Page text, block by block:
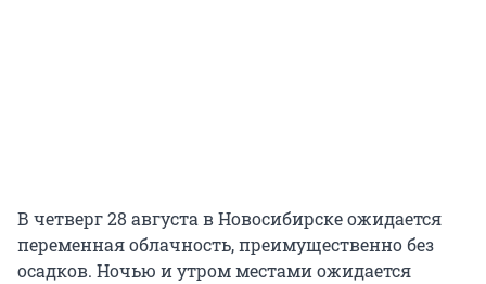
В четверг 28 августа в Новосибирске ожидается
переменная облачность, преимущественно без
осадков. Ночью и утром местами ожидается